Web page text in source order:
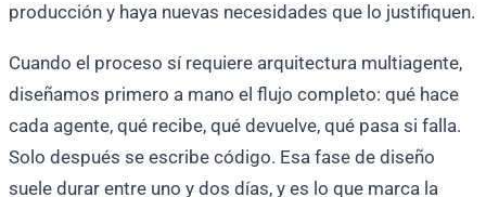
producción y haya nuevas necesidades que lo justifiquen.
Cuando el proceso sí requiere arquitectura multiagente,
diseñamos primero a mano el flujo completo: qué hace
cada agente, qué recibe, qué devuelve, qué pasa si falla.
Solo después se escribe código. Esa fase de diseño
suele durar entre uno y dos días, y es lo que marca la